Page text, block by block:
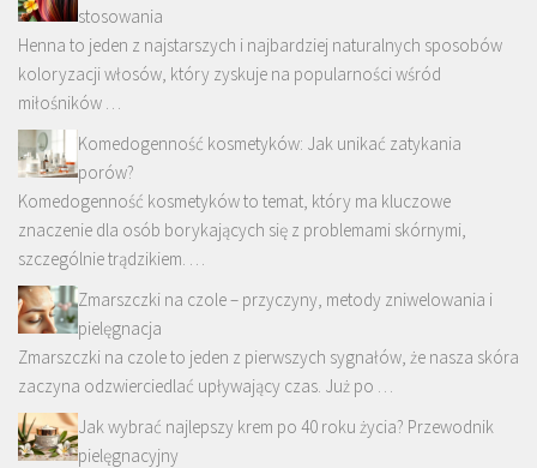
stosowania
Henna to jeden z najstarszych i najbardziej naturalnych sposobów
koloryzacji włosów, który zyskuje na popularności wśród
miłośników …
Komedogenność kosmetyków: Jak unikać zatykania
porów?
Komedogenność kosmetyków to temat, który ma kluczowe
znaczenie dla osób borykających się z problemami skórnymi,
szczególnie trądzikiem. …
Zmarszczki na czole – przyczyny, metody zniwelowania i
pielęgnacja
Zmarszczki na czole to jeden z pierwszych sygnałów, że nasza skóra
zaczyna odzwierciedlać upływający czas. Już po …
Jak wybrać najlepszy krem po 40 roku życia? Przewodnik
pielęgnacyjny